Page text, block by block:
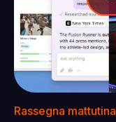
Rassegna mattutina